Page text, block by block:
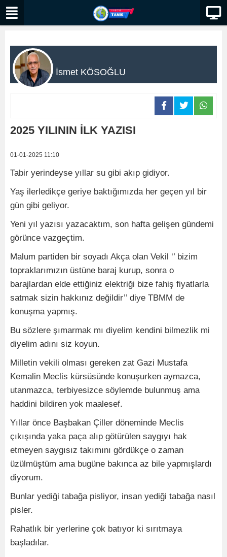
İsmet KÖSOĞLU
2025 YILININ İLK YAZISI
01-01-2025 11:10
Tabir yerindeyse yıllar su gibi akıp gidiyor.
Yaş ilerledikçe geriye baktığımızda her geçen yıl bir
gün gibi geliyor.
Yeni yıl yazısı yazacaktım, son hafta gelişen gündemi
görünce vazgeçtim.
Malum partiden bir soyadı Akça olan Vekil ‘’ bizim
topraklarımızın üstüne baraj kurup, sonra o
barajlardan elde ettiğiniz elektriği bize fahiş fiyatlarla
satmak sizin hakkınız değildir’’ diye TBMM de
konuşma yapmış.
Bu sözlere şımarmak mı diyelim kendini bilmezlik mi
diyelim adını siz koyun.
Milletin vekili olması gereken zat Gazi Mustafa
Kemalin Meclis kürsüsünde konuşurken aymazca,
utanmazca, terbiyesizce söylemde bulunmuş ama
haddini bildiren yok maalesef.
Yıllar önce Başbakan Çiller döneminde Meclis
çıkışında yaka paça alıp götürülen saygıyı hak
etmeyen saygısız takımını gördükçe o zaman
üzülmüştüm ama bugüne bakınca az bile yapmışlardı
diyorum.
Bunlar yediği tabağa pisliyor, insan yediği tabağa nasıl
pisler.
Rahatlık bir yerlerine çok batıyor ki sırıtmaya
başladılar.